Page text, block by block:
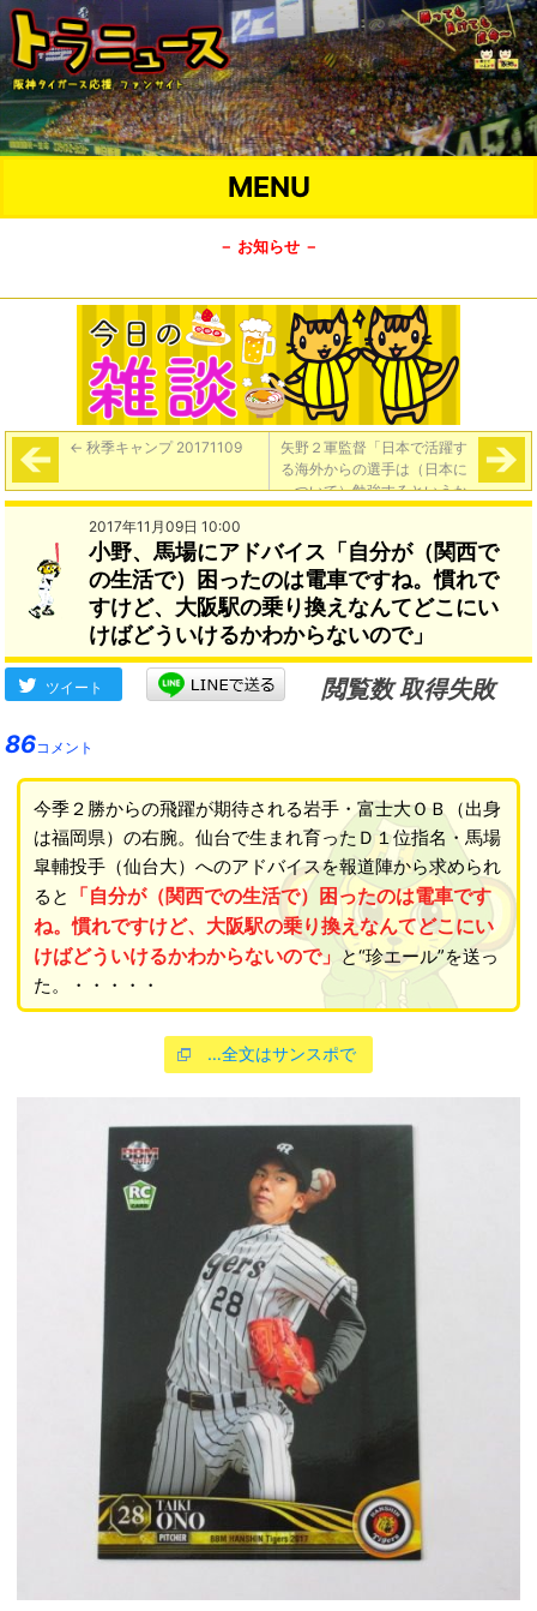
MENU
－ お知らせ －
← 秋季キャンプ 20171109
矢野２軍監督「日本で活躍す
る海外からの選手は（日本に
ついて）勉強するというか
ね。興味を持ってほしい。呂
ことがプラスになる」 →
2017年11月09日 10:00
小野、馬場にアドバイス「自分が（関西で
の生活で）困ったのは電車ですね。慣れで
すけど、大阪駅の乗り換えなんてどこにい
けばどういけるかわからないので」
ツイート
閲覧数 取得失敗
86コメント
今季２勝からの飛躍が期待される岩手・富士大ＯＢ（出身
は福岡県）の右腕。仙台で生まれ育ったＤ１位指名・馬場
皐輔投手（仙台大）へのアドバイスを報道陣から求められ
ると
「自分が（関西での生活で）困ったのは電車です
ね。慣れですけど、大阪駅の乗り換えなんてどこにい
けばどういけるかわからないので」 と“珍エール”を送っ
た。・・・・・
…全文はサンスポで